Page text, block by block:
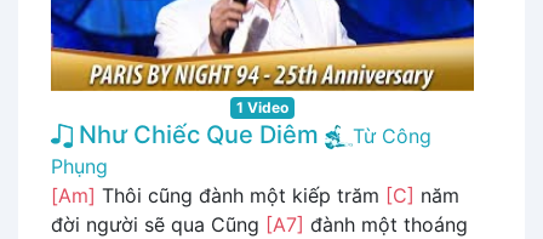
1 Video
Như Chiếc Que Diêm
Từ Công
Phụng
[Am] Thôi cũng đành một kiếp trăm [C] năm
đời người sẽ qua Cũng [A7] đành một thoáng